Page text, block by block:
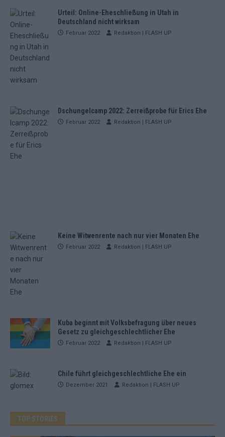
Urteil: Online-Eheschließung in Utah in
Deutschland nicht wirksam
Februar 2022 Redaktion | FLASH UP
Dschungelcamp 2022: Zerreißprobe für Erics Ehe
Februar 2022 Redaktion | FLASH UP
Keine Witwenrente nach nur vier Monaten Ehe
Februar 2022 Redaktion | FLASH UP
Kuba beginnt mit Volksbefragung über neues
Gesetz zu gleichgeschlechtlicher Ehe
Februar 2022 Redaktion | FLASH UP
Chile führt gleichgeschlechtliche Ehe ein
Dezember 2021 Redaktion | FLASH UP
TOP STORIES